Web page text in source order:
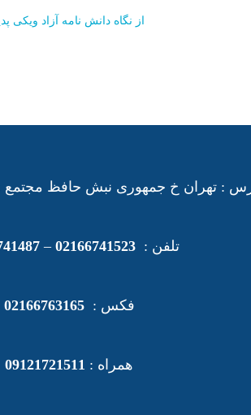
از نگاه دانش نامه آزاد ویکی
: تهران خ جمهوری نبش حافظ مجتمع
تلفن :02166741523
–
فکس :02166763165
همراه : 09121721511